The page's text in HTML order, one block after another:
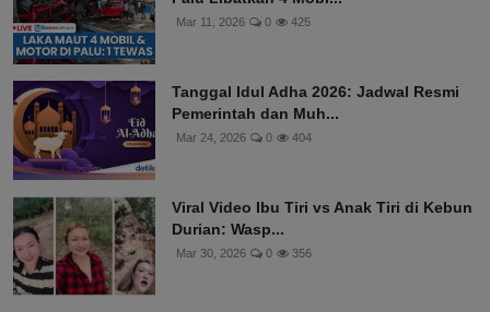
Mar 11, 2026 0 425
Tanggal Idul Adha 2026: Jadwal Resmi
Pemerintah dan Muh...
Mar 24, 2026 0 404
Viral Video Ibu Tiri vs Anak Tiri di Kebun
Durian: Wasp...
Mar 30, 2026 0 356